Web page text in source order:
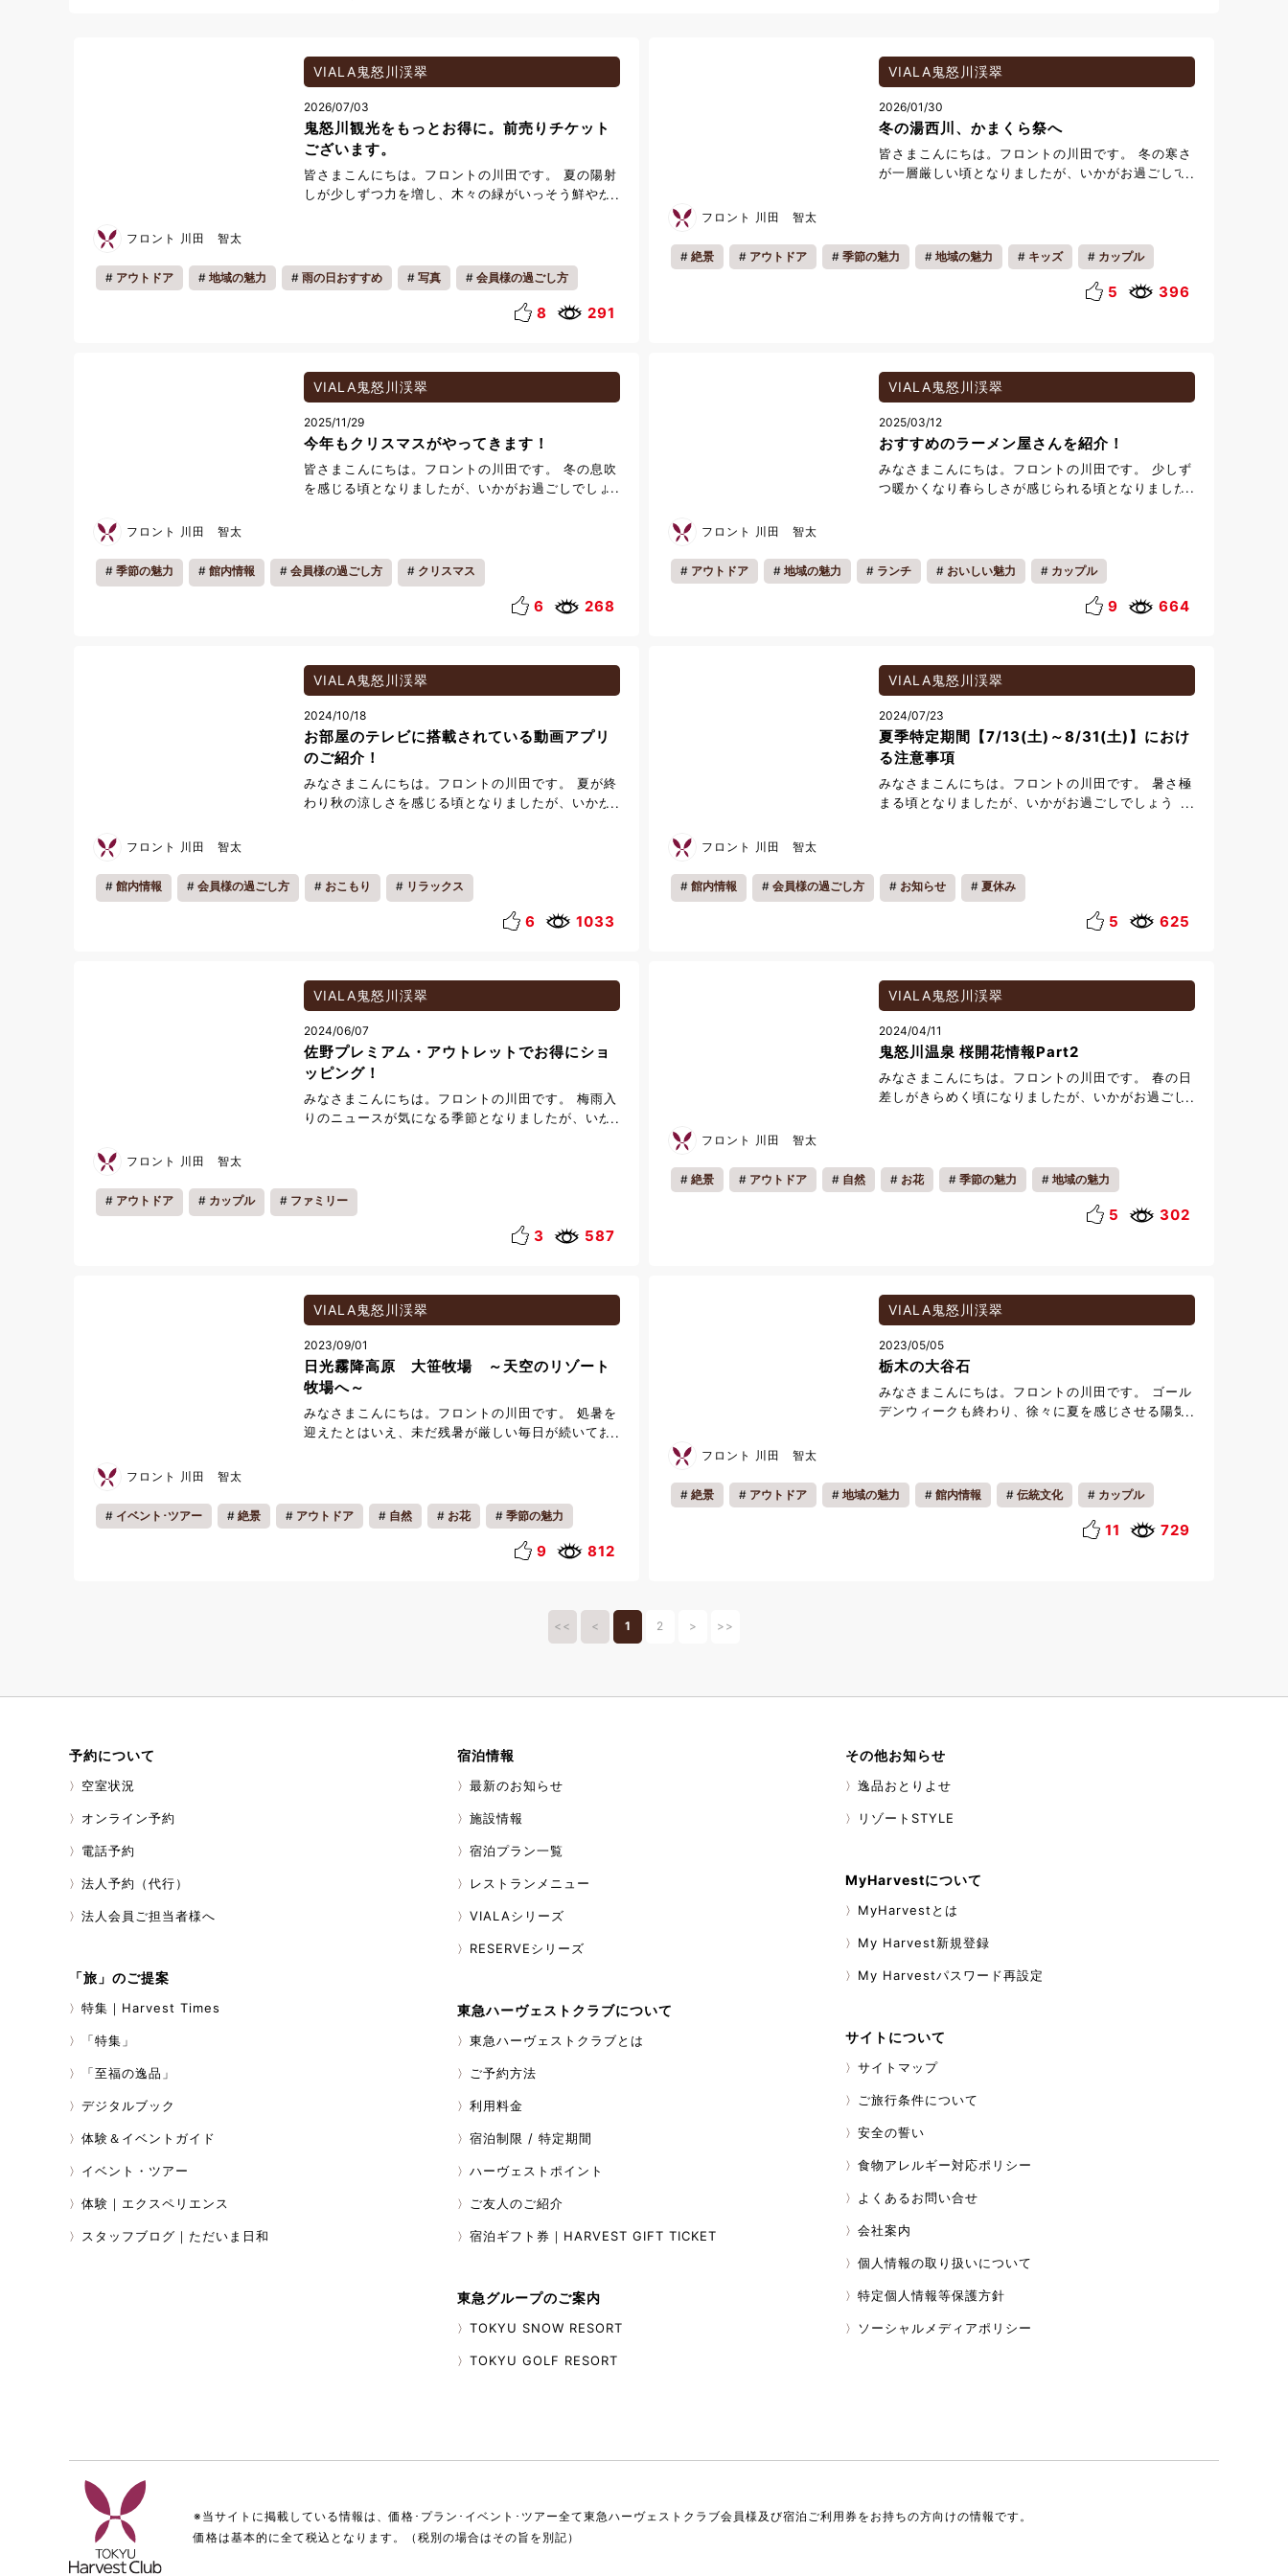
VIALA鬼怒川渓翠
2026/07/03
鬼怒川観光をもっとお得に。前売りチケット
ございます。
皆さまこんにちは。フロントの川田です。 夏の陽射
しが少しずつ力を増し、木々の緑がいっそう鮮やか
る周辺観光施設の前売りチケットを下記ご紹介いた
します。 江戸の街並みを体感できる「EDO
WONDERLAND 日光江戸村」 写真を撮りながら不
ワールドスクウェア」 鬼怒川エリアには魅力的な
観光スポットがたくさんございます。 上記対象施設
では、通常料金よりお得にご利用いただけるチケッ
トもございますので、観光をご予定のお客様はぜひ
ご活用ください。 ※ご料金は当ブログの画像、また
は詳細につきましてはフロントまでお問合せ下さい
ませ。 そろそろ梅雨明けも間近となりますと、いよ
にフロントスタッフまでご相談ください。 鬼怒川の
旅が素敵な思い出となりますよう、お手伝いさせて
いただきます。 皆さまのお越しを心よりお待ちし
フロント 川田 智太
アウトドア 地域の魅力 雨の日おすすめ 写真 会員様の過ごし方
リフレッシュ
8 291
VIALA鬼怒川渓翠
2026/01/30
冬の湯西川、かまくら祭へ
皆さまこんにちは。フロントの川田です。 冬の寒さ
が一層厳しい頃となりましたが、いかがお過ごしで
で、 2026年は本日、1月30日(金)～3月1日(日)まで
開催されています。 温泉街のあちこちにかまくらが
並び、夜になるとロウソクの灯りがともされて、と
りが重なり、 歴史を感じる風景も楽しめます。 実
は私自身も、3年前に実際に行ったことがありま
す。 想像以上に静かで幻想的で、「これは一度は見
てほしい景色だな」と感じました。 写真で見るよ
り、現地の空気感や静けさが本当に印象に残ってい
ます。 ただし、湯西川エリアは山間部のため、雪が
多く、路面凍結する日も多い地域です。お車で行か
ておりますので、ぜひご確認ください。 日光市公式
観光 WEB 「湯西川温泉 かまくら祭」 ≪沢口河川
敷≫ ・公共交通機関でのアクセス／野岩鉄道会津鬼
怒川線「湯西川温泉駅」から湯西川温泉行きバス乗
約60分/鬼怒川渓翠から約40分 ≪平家の里会場
≫ ・公共交通機関でのアクセス／野岩鉄道会津鬼怒
川線「湯西川温泉駅」から湯西川温泉行きバス乗車
約25分、「湯西川温泉」終点バス停下車すぐ ・車
でのアクセス／日光宇都宮道路今市ICから約60分/
鬼怒川渓翠から約40分 ≪水の郷スノーパーク会場
≫ ・公共交通機関でのアクセス／野岩鉄道会津鬼怒
川線「湯西川温泉駅」から湯西川温泉行きバス乗車
かまくらの灯り。 冬だからこそ楽しめる特別な景色
を、ぜひ体感してみてください！
フロント 川田 智太
絶景 アウトドア 季節の魅力 地域の魅力 キッズ カップル
5 396
VIALA鬼怒川渓翠
2025/11/29
今年もクリスマスがやってきます！
皆さまこんにちは。フロントの川田です。 冬の息吹
を感じる頃となりましたが、いかがお過ごしでしょ
ております。フロント周辺にはリースや季節のオブ
ジェを飾り、華やいだ雰囲気に包まれています。 さ
らに、エントランス入口でお出迎えをしている小さ
す。 ご滞在のひとときが、少しでも心温まる時間と
なりますように。 皆さまのご来館を、スタッフ一同
心よりお待ちしております。
フロント 川田 智太
季節の魅力 館内情報 会員様の過ごし方 クリスマス
6 268
VIALA鬼怒川渓翠
2025/03/12
おすすめのラーメン屋さんを紹介！
みなさまこんにちは。フロントの川田です。 少しず
つ暖かくなり春らしさが感じられる頃となりました
ていただきます。 担々麺が看板メニューであり、辛
さは5段階からお選びいただけます。 地元の人たち
からも愛されるとてもアットホームなお店です。 ス
分程ですのでご来館前や、チェックアウト後のご帰
宅前にぜひ立寄ってみてはいかがでしょうか！ ユ
タの店 午前の部11:30～14:00 午後の部17:30～
20:50 ※夜の部は不定休 定休日：火曜日 栃木県日
光市中央町10－6 TEL:0288-22-6686 ＪＲ今市駅
より徒歩3分 ホテルより車で約20分
フロント 川田 智太
アウトドア 地域の魅力 ランチ おいしい魅力 カップル
9 664
VIALA鬼怒川渓翠
2024/10/18
お部屋のテレビに搭載されている動画アプリ
のご紹介！
みなさまこんにちは。フロントの川田です。 夏が終
わり秋の涼しさを感じる頃となりましたが、いかが
です。 ・Netflix ・YouTube ・ABEMA ・U-
NEXT ・Prime Video ・Disney+ ・Hulu ・
Lemino ・DAZN ・SPOOX ・FOD ・
ださい。 ※TVerは入っておりません。TVerのスマ
ホアプリからテレビに飛ばして見ることもできませ
んのでご注意ください。 また、DVDプレーヤーの
貸出も行っております。 ご希望の場合は事前にご連
絡いただくか、フロントまでお申し付けくださいま
せ。 お部屋のテレビで動画を楽しみながら、どう
ぞごゆっくりお寛ぎくださいませ。
フロント 川田 智太
館内情報 会員様の過ごし方 おこもり リラックス
6 1033
VIALA鬼怒川渓翠
2024/07/23
夏季特定期間【7/13(土)～8/31(土)】におけ
る注意事項
みなさまこんにちは。フロントの川田です。 暑さ極
まる頃となりましたが、いかがお過ごしでしょう
クイン時にお預かりする宿泊ご利用券でございます
が、相互利用会員のみなさまにおかれましては、期
間中は青色の相互施設利用券のみ有効となります。
ハーヴェストクラブ鬼怒川にはプールがございます
が、鬼怒川渓翠ご宿泊のお客様でも、ご利用はご遠
慮させていただいております。あらかじめご了承く
ださいませ。 ※ハーヴェスクラブ鬼怒川にご宿泊の
お客様のみ利用可能です。 ※プールの利用につきま
しては特定期間に関わらず、上記の通りでございま
す。 ③期間中、チェックアウトのお時間である11
算をお勧めしております。事前精算後も、もちろん
お部屋は11時までご利用いただけますのでごゆっく
りお過ごしいただければと思います。 LINEミニア
プリの詳細は、 こちら からご確認いただけます。
フロント 川田 智太
館内情報 会員様の過ごし方 お知らせ 夏休み
5 625
VIALA鬼怒川渓翠
2024/06/07
佐野プレミアム・アウトレットでお得にショ
ッピング！
みなさまこんにちは。フロントの川田です。 梅雨入
りのニュースが気になる季節となりましたが、いか
た証明書をご提示いただくと、ショッピングがお得
に楽しめる「クーポンシート」をプレゼントしてい
ます！ ぜひこの機会に足を運んでみてはいかかで
明書について ・領収書、予約完了のWEB画面、旅程
表 等 ※クーポンシートについて ・提示1件につき
最大4枚まで ・ご精算前の提示が必要ですので、お
買い物の前にインフォメーションセンターへお立ち
寄りください。 ・他の特典との併用ができない場合
がございます。詳しくは事前に店舗スタッフまでご
確認ください。 佐野プレミアム・アウトレット 〒
327-0822 栃木県佐野市越名町2058 Tel: 0283-
フロント 川田 智太
アウトドア カップル ファミリー
3 587
VIALA鬼怒川渓翠
2024/04/11
鬼怒川温泉 桜開花情報Part2
みなさまこんにちは。フロントの川田です。 春の日
差しがきらめく頃になりましたが、いかがお過ごし
見頃を迎えております。 また、日光市内の開花情報
は こちら から確認することができます。 ぜひ、
この機会にお越しいただき、満開の桜をお楽しみい
フロント 川田 智太
絶景 アウトドア 自然 お花 季節の魅力 地域の魅力
5 302
VIALA鬼怒川渓翠
2023/09/01
日光霧降高原 大笹牧場 ～天空のリゾート
牧場へ～
みなさまこんにちは。フロントの川田です。 処暑を
迎えたとはいえ、未だ残暑が厳しい毎日が続いてお
断し、日光霧降高原から日光連山の山並みを眺め、
広大な牧場の中央を走る霧降高原道路の終点に位置
し、新鮮な空気と四季折々の季節感が味わえる高原
牛乳から製造されたビン牛乳やソフトクリーム、ア
イスクリーム、バター、ヨーグルト、チーズなどを
併設されているため、ラムジンギスカンをはじめ、
「OZASAフェス」も開催しているそうです！ 特設
のステージにて、パフォーマンスを楽しむことがで
きます。 景観も秋ごろにかけては、真っ赤に染まっ
たもみじと緑の牧場のコントラストが、色鮮やかに
かがでしょうか。 ※日光I.Cから車で約30分 ※東武
フロント 川田 智太
イベント･ツアー 絶景 アウトドア 自然 お花 季節の魅力
9 812
VIALA鬼怒川渓翠
2023/05/05
栃木の大谷石
みなさまこんにちは。フロントの川田です。 ゴール
デンウィークも終わり、徐々に夏を感じさせる陽気
します。 大谷石は、栃木県宇都宮市北西部の大谷町
付近一帯から発掘される軽石凝灰岩の総称でござい
ます。その特徴として、軽くて柔らかいため加工し
ればと思います。 最後に、これらの大谷石を全身
設は、採掘の歴史が展示されている資料館となって
必見でございます。その壮大で異質な空間はとても
幻想的であり、非日常的な気分を味わうことができ
ているため、これからの季節にも良いかもしれませ
ん。 ぜひ観光地として一つ候補に入れてみてはい
かがでしょうか。 季節の変わり目ゆえ、健康には
フロント 川田 智太
絶景 アウトドア 地域の魅力 館内情報 伝統文化 カップル
11 729
<< < 1 2 > >>
予約について
空室状況
オンライン予約
電話予約
法人予約（代行）
法人会員ご担当者様へ
「旅」のご提案
特集｜Harvest Times
「特集」
「至福の逸品」
デジタルブック
体験＆イベントガイド
イベント・ツアー
体験｜エクスペリエンス
スタッフブログ｜ただいま日和
宿泊情報
最新のお知らせ
施設情報
宿泊プラン一覧
レストランメニュー
VIALAシリーズ
RESERVEシリーズ
東急ハーヴェストクラブについて
東急ハーヴェストクラブとは
ご予約方法
利用料金
宿泊制限 / 特定期間
ハーヴェストポイント
ご友人のご紹介
宿泊ギフト券｜HARVEST GIFT TICKET
東急グループのご案内
TOKYU SNOW RESORT
TOKYU GOLF RESORT
その他お知らせ
逸品おとりよせ
リゾートSTYLE
MyHarvestについて
MyHarvestとは
My Harvest新規登録
My Harvestパスワード再設定
サイトについて
サイトマップ
ご旅行条件について
安全の誓い
食物アレルギー対応ポリシー
よくあるお問い合せ
会社案内
個人情報の取り扱いについて
特定個人情報等保護方針
ソーシャルメディアポリシー
※当サイトに掲載している情報は、価格･プラン･イベント･ツアー全て東急ハーヴェストクラブ会員様及び宿泊ご利用券をお持ちの方向けの情報です。
価格は基本的に全て税込となります。（税別の場合はその旨を別記）